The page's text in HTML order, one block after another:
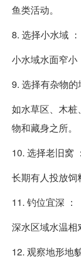
鱼类活动。
8. 选择小水域 ：
小水域水面窄小
9. 选择有杂物的
如水草区、木
物和藏身之所。
10. 选择老旧窝 ：
长期有人投放饲
11. 钓位宜深 ：
深水区域水温相
12. 观察地形地